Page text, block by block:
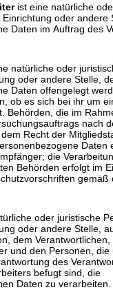
ist eine natürliche
oder andere
Daten im Auftrag des
natürliche oder
oder andere Stelle,
Daten offengelegt
ob es sich bei ihr um
Behörden, die im
nach
Recht der
Daten
die
Behörden erfolgt im
gemäß
oder juristische
oder andere Stelle,
dem Verantwortlichen,
und den Personen, die
des
befugt sind, die
Daten zu verarbeiten.